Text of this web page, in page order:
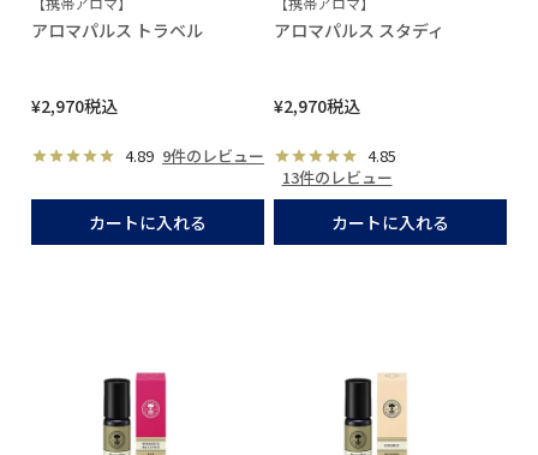
アロマパルス トラベル
¥2,970税込
4.89 9件のレビュー
カートに入れる
アロマパルス スタディ
¥2,970税込
4.85
13件のレビュー
カートに入れる